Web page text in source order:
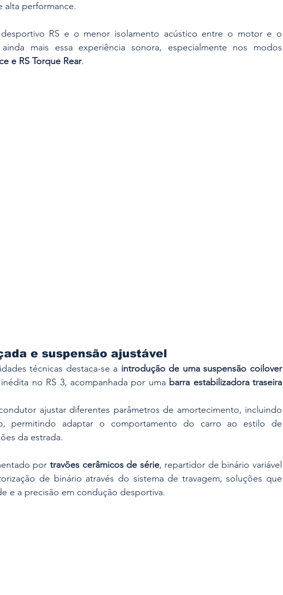
alta performance.
RS e o menor isolamento acústico entre o motor e o
e RS Torque Rear.
e suspensão ajustável
técnicas destaca-se a introdução de uma suspensão coilover
no RS 3, acompanhada por uma barra estabilizadora traseira
ajustar diferentes parâmetros de amortecimento, incluindo
permitindo adaptar o comportamento do carro ao estilo de
da estrada.
por travões cerâmicos de série, repartidor de binário variável
de binário através do sistema de travagem, soluções que
e a precisão em condução desportiva.